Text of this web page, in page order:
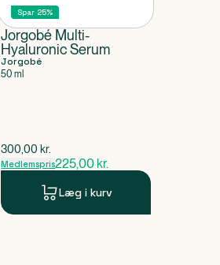
Spar 25%
Jorgobé Multi-
Hyaluronic Serum
Jorgobé
50 ml
$gammel pris
300,00 kr.
Medlemspris225,00 kr.
Læg i kurv